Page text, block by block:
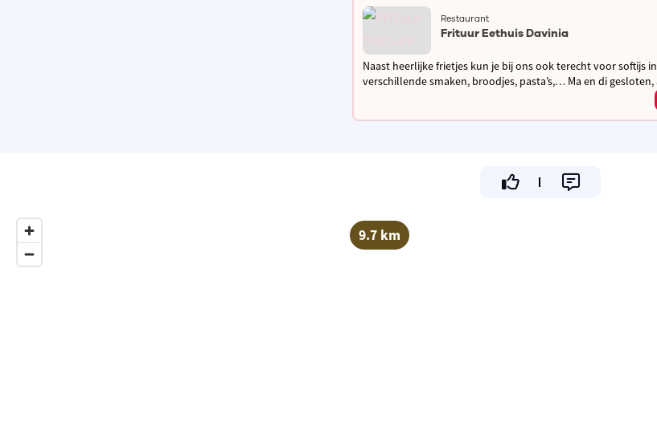
Restaurant
Frituur Eethuis Davinia
Naast heerlijke frietjes kun je bij ons ook terecht voor softijs in
verschillende smaken, broodjes, pasta’s,… Ma en di gesloten, andere
9.7 km